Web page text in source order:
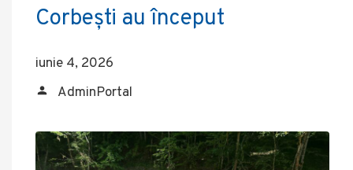
Corbești au început
iunie 4, 2026
AdminPortal